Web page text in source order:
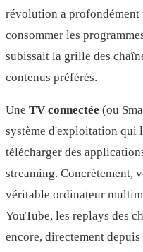
révolution a profondément
consommer les
subissait la grille des
contenus préférés.
Une TV connectée (ou
système d'exploitation qui
télécharger des
streaming. Concrètement,
véritable ordinateur
YouTube, les replays des
encore, directement